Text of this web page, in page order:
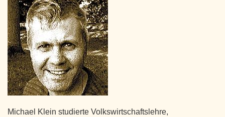
Michael Klein studierte Volkswirtschaftslehre,